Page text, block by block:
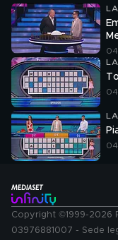
Copyright ©1999-2026
03976881007 - Sede